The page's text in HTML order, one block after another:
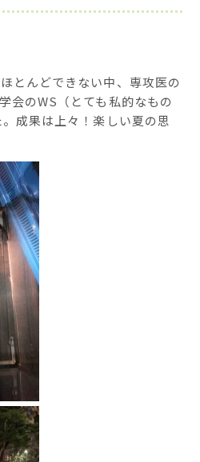
とんどできない中、専攻医の
会のWS（とても私的なもの
成果は上々！楽しい夏の思